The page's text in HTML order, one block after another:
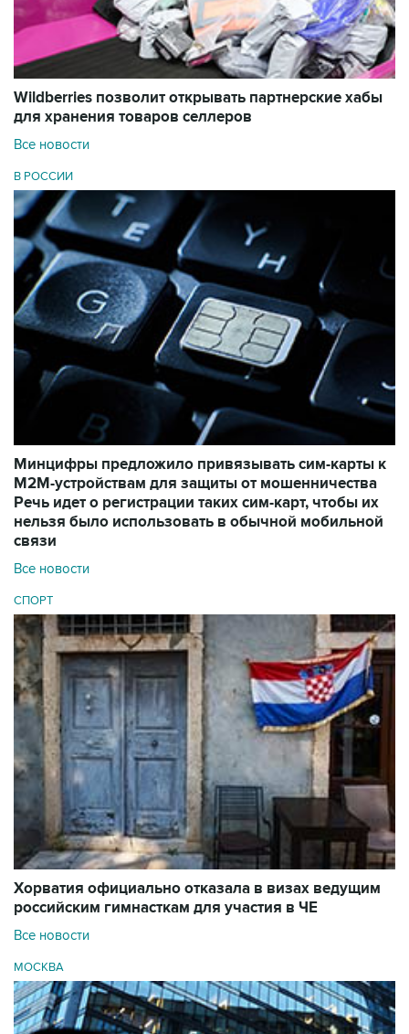
Wildberries позволит открывать партнерские хабы
для хранения товаров селлеров
Все новости
В РОССИИ
Минцифры предложило привязывать сим-карты к
M2M-устройствам для защиты от мошенничества
Речь идет о регистрации таких сим-карт, чтобы их
нельзя было использовать в обычной мобильной
связи
Все новости
СПОРТ
Хорватия официально отказала в визах ведущим
российским гимнасткам для участия в ЧЕ
Все новости
МОСКВА